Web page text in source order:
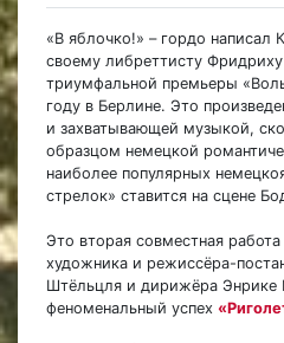
«В яблочко!» – гордо
своему либреттисту
триумфальной премьеры
году в Берлине. Это
и захватывающей музыкой,
образцом немецкой
наиболее популярных
стрелок» ставится на сцене
Это вторая совместная работа
художника и режиссёра-
Штёльцля и дирижёра
феноменальный успех